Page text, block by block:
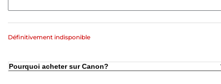
Définitivement indisponible
Pourquoi acheter sur Canon?